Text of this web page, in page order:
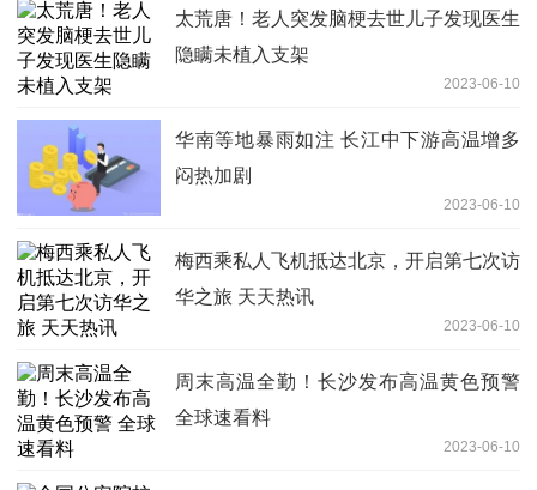
太荒唐！老人突发脑梗去世儿子发现医生
隐瞒未植入支架
2023-06-10
华南等地暴雨如注 长江中下游高温增多
闷热加剧
2023-06-10
梅西乘私人飞机抵达北京，开启第七次访
华之旅 天天热讯
2023-06-10
周末高温全勤！长沙发布高温黄色预警
全球速看料
2023-06-10